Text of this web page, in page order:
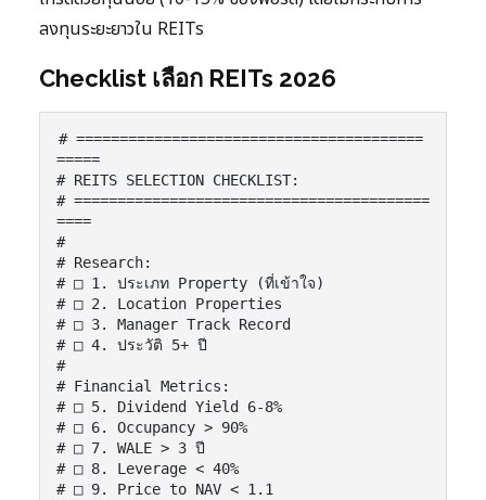
ลงทุนระยะยาวใน REITs
Checklist เลือก REITs 2026
# ========================================
=====
# REITS SELECTION CHECKLIST:
# =========================================
====
#
# Research:
# □ 1. ประเภท Property (ที่เข้าใจ)
# □ 2. Location Properties
# □ 3. Manager Track Record
# □ 4. ประวัติ 5+ ปี
#
# Financial Metrics:
# □ 5. Dividend Yield 6-8%
# □ 6. Occupancy > 90%
# □ 7. WALE > 3 ปี
# □ 8. Leverage < 40%
# □ 9. Price to NAV < 1.1